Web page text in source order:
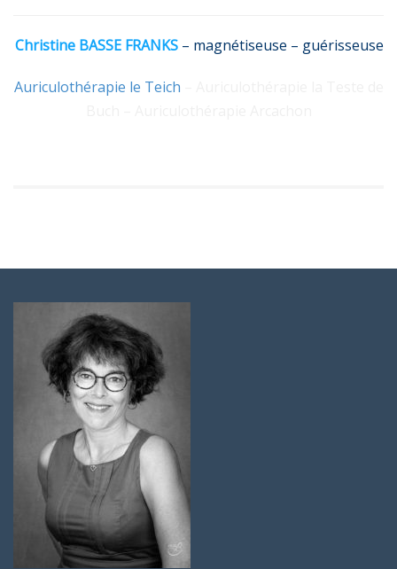
Christine BASSE FRANKS – magnétiseuse – guérisseuse
Auriculothérapie le Teich